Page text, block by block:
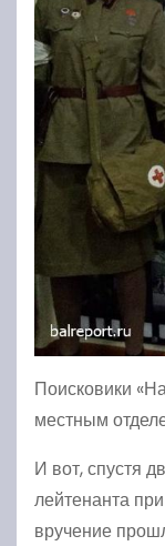
Поисковики
местным
И вот, спустя
лейтенанта
вручение